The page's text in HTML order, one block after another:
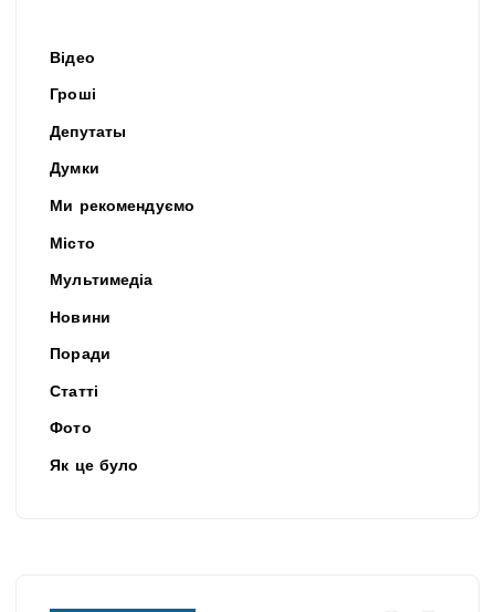
Відео
Гроші
Депутаты
Думки
Ми рекомендуємо
Місто
Мультимедіа
Новини
Поради
Статті
Фото
Як це було